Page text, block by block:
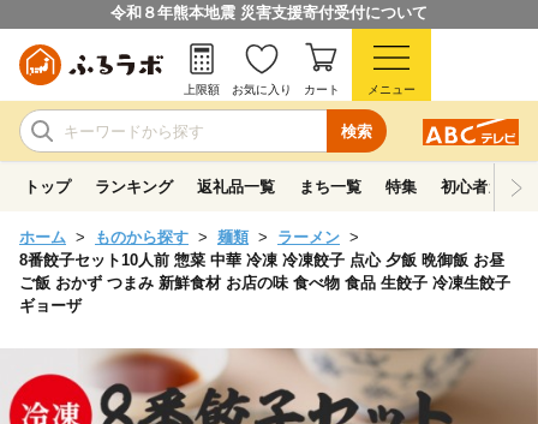
令和８年熊本地震 災害支援寄付受付について
検索
上限額 お気に入り カート メニュー
トップ ランキング 返礼品一覧 まち一覧 特集 初心者ガイド
ホーム ものから探す 麺類
ラーメン
8番餃子セット10人前 惣菜 中華 冷凍 冷凍餃子 点心 夕飯 晩御飯 お昼
ご飯 おかず つまみ 新鮮食材 お店の味 食べ物 食品 生餃子 冷凍生餃子
ギョーザ